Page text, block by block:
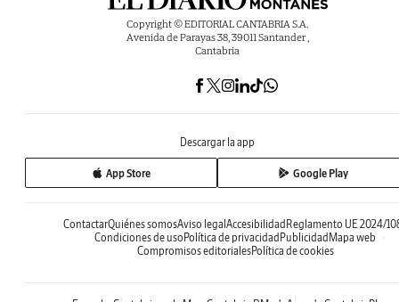
Copyright © EDITORIAL CANTABRIA S.A.
Avenida de Parayas 38, 39011 Santander ,
Cantabria
Descargar la app
App Store Google Play
ContactarQuiénes somosAviso legal Accesibilidad Reglamento UE 2024/
Condiciones de uso Política de privacidad Publicidad Mapa web
Compromisos editorialesPolítica de cookies